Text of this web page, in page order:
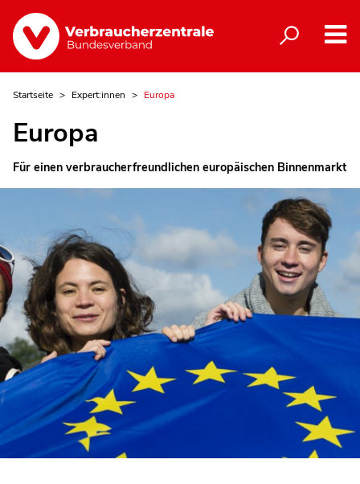
Startseite Expert:innen Europa
Europa
Für einen verbraucherfreundlichen europäischen Binnenmarkt